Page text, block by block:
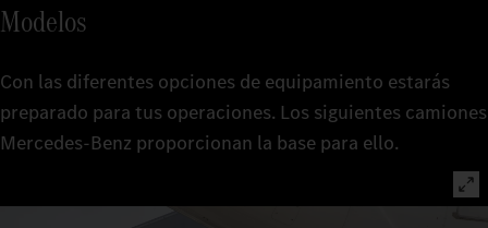
Modelos
Con las diferentes opciones de equipamiento estarás
preparado para tus operaciones. Los siguientes camiones
Mercedes‑Benz proporcionan la base para ello.